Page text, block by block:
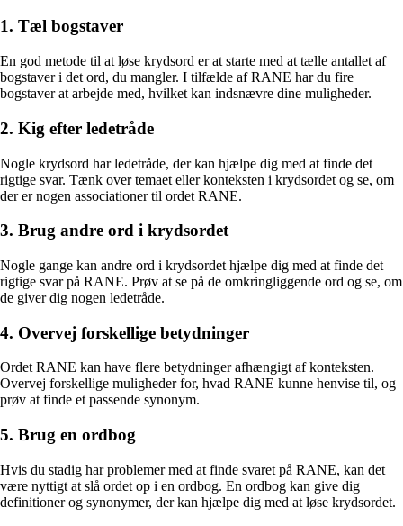
1. Tæl bogstaver
En god metode til at løse krydsord er at starte med at tælle antallet af
bogstaver i det ord, du mangler. I tilfælde af RANE har du fire
bogstaver at arbejde med, hvilket kan indsnævre dine muligheder.
2. Kig efter ledetråde
Nogle krydsord har ledetråde, der kan hjælpe dig med at finde det
rigtige svar. Tænk over temaet eller konteksten i krydsordet og se, om
der er nogen associationer til ordet RANE.
3. Brug andre ord i krydsordet
Nogle gange kan andre ord i krydsordet hjælpe dig med at finde det
rigtige svar på RANE. Prøv at se på de omkringliggende ord og se, om
de giver dig nogen ledetråde.
4. Overvej forskellige betydninger
Ordet RANE kan have flere betydninger afhængigt af konteksten.
Overvej forskellige muligheder for, hvad RANE kunne henvise til, og
prøv at finde et passende synonym.
5. Brug en ordbog
Hvis du stadig har problemer med at finde svaret på RANE, kan det
være nyttigt at slå ordet op i en ordbog. En ordbog kan give dig
definitioner og synonymer, der kan hjælpe dig med at løse krydsordet.